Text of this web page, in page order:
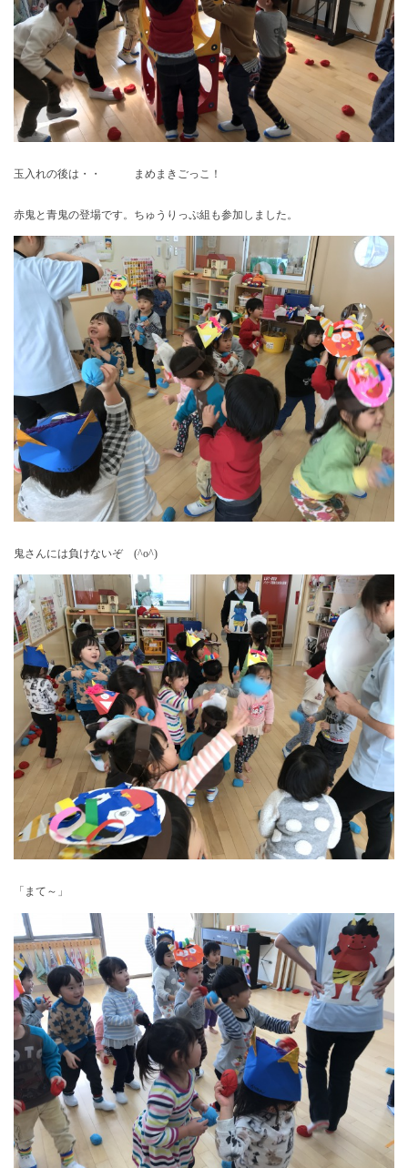
玉入れの後は・・ まめまきごっこ！
赤鬼と青鬼の登場です。ちゅうりっぷ組も参加しました。
鬼さんには負けないぞ (^o^)
「まて～」